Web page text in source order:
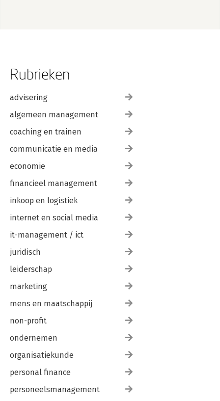
Rubrieken
advisering
algemeen management
coaching en trainen
communicatie en media
economie
financieel management
inkoop en logistiek
internet en social media
it-management / ict
juridisch
leiderschap
marketing
mens en maatschappij
non-profit
ondernemen
organisatiekunde
personal finance
personeelsmanagement